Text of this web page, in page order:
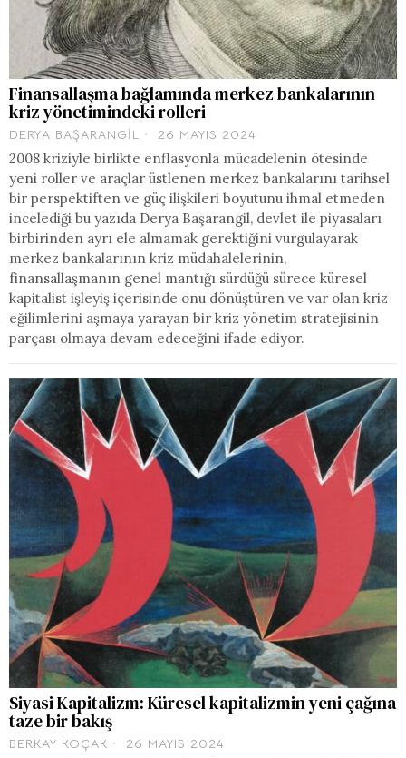
Finansallaşma bağlamında merkez bankalarının
kriz yönetimindeki rolleri
DERYA BAŞARANGIL 26 MAYIS 2024
2008 kriziyle birlikte enflasyonla mücadelenin ötesinde
yeni roller ve araçlar üstlenen merkez bankalarını tarihsel
bir perspektiften ve güç ilişkileri boyutunu ihmal etmeden
incelediği bu yazıda Derya Başarangil, devlet ile piyasaları
birbirinden ayrı ele almamak gerektiğini vurgulayarak
merkez bankalarının kriz müdahalelerinin,
finansallaşmanın genel mantığı sürdüğü sürece küresel
kapitalist işleyiş içerisinde onu dönüştüren ve var olan kriz
eğilimlerini aşmaya yarayan bir kriz yönetim stratejisinin
parçası olmaya devam edeceğini ifade ediyor.
Siyasi Kapitalizm: Küresel kapitalizmin yeni çağına
taze bir bakış
BERKAY KOÇAK 26 MAYIS 2024